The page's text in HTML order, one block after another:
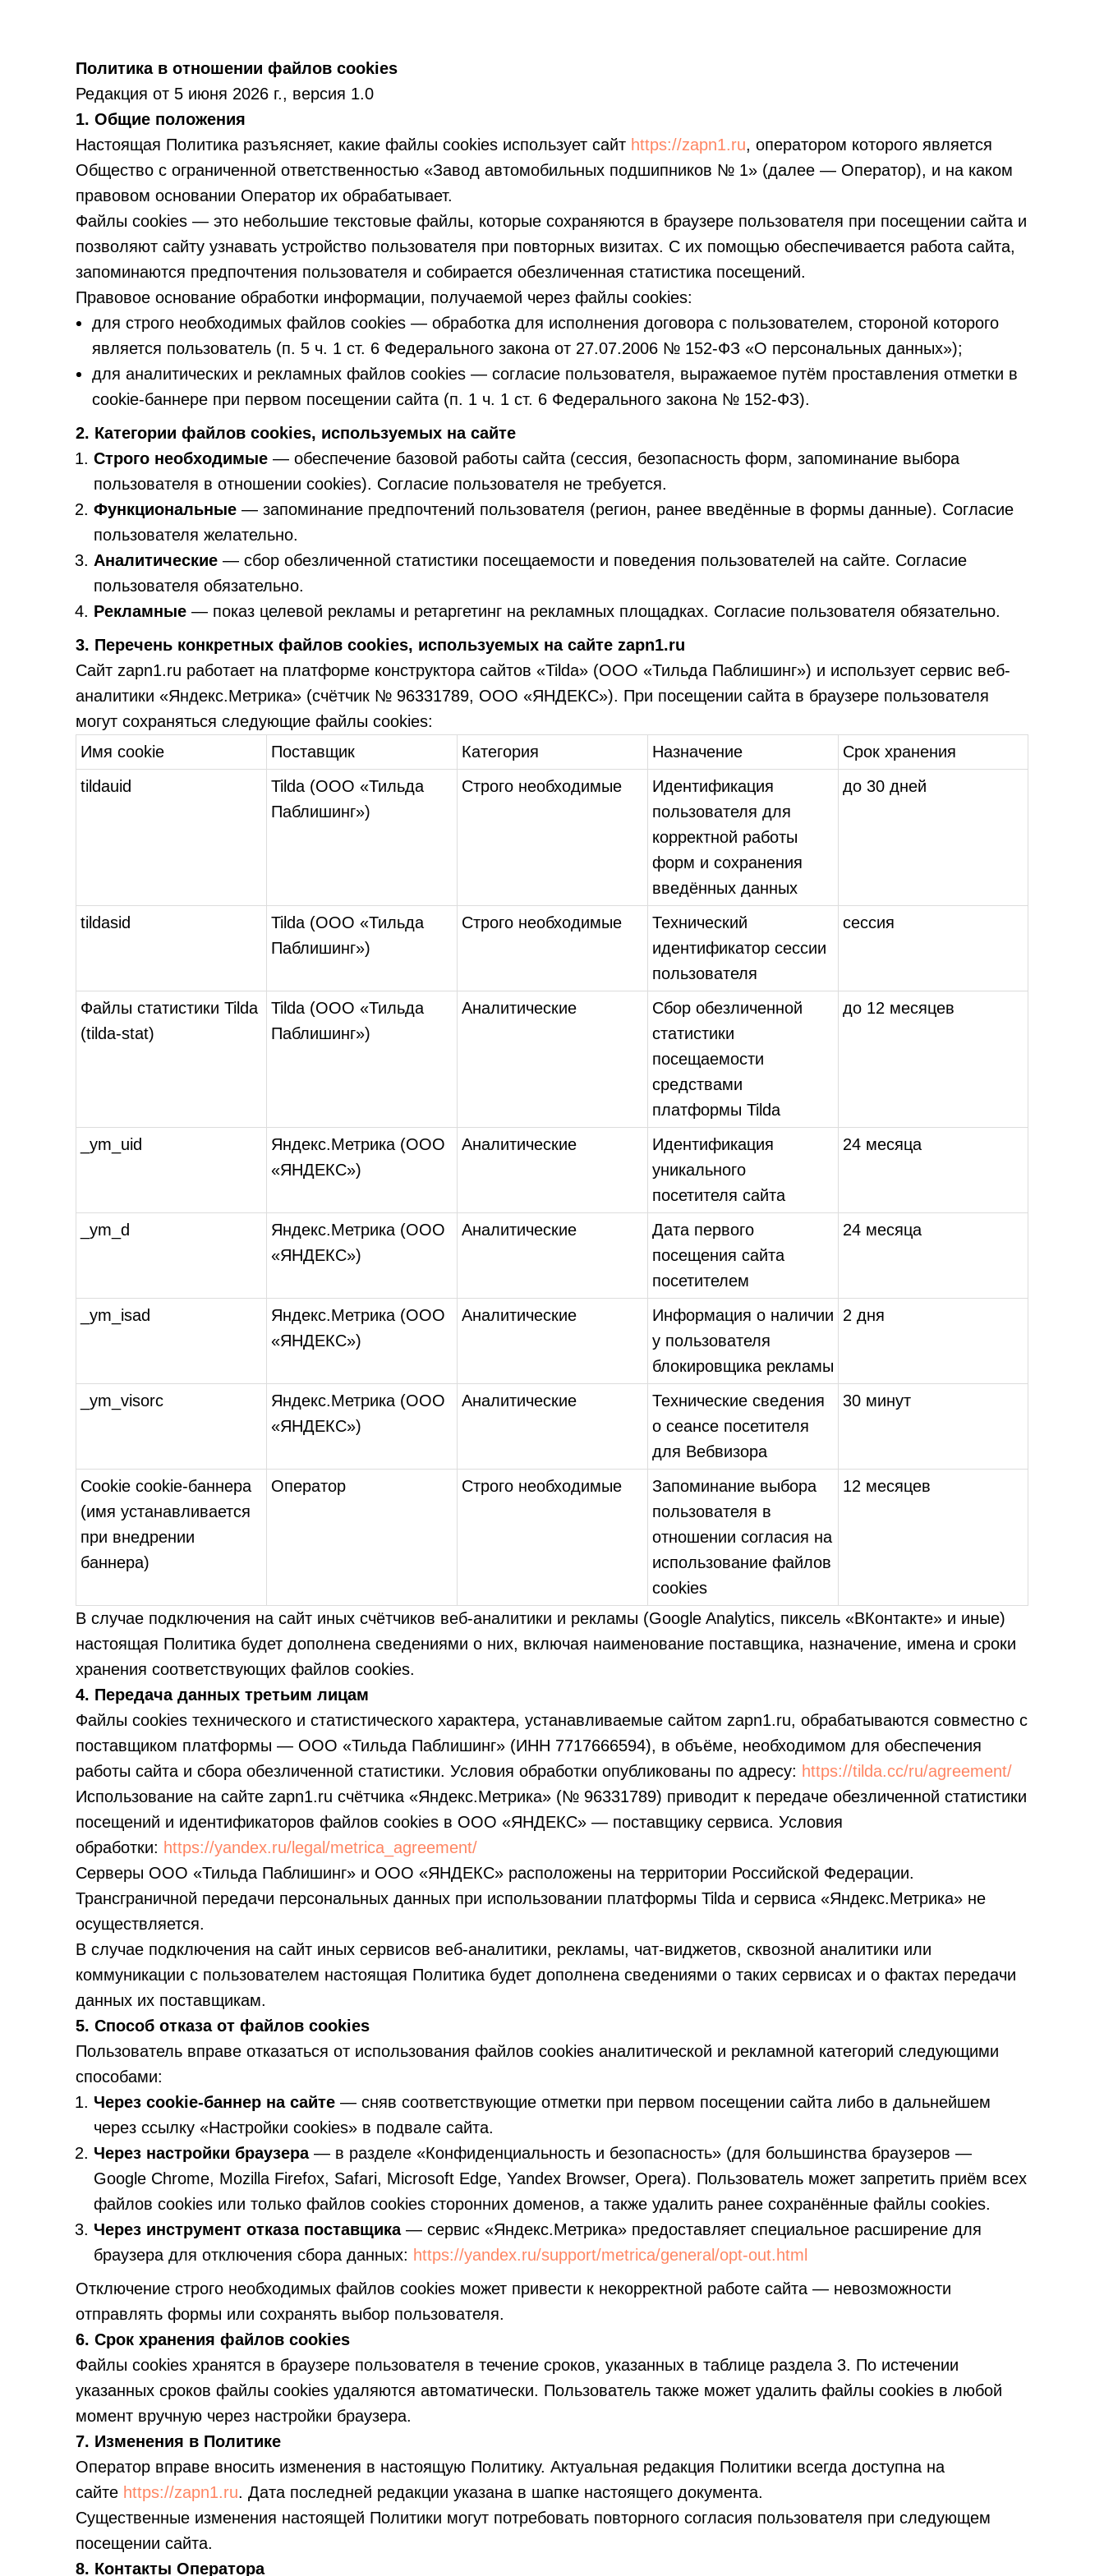
Политика в отношении файлов cookies
Редакция от 5 июня 2026 г., версия 1.0
1. Общие положения
Настоящая Политика разъясняет, какие файлы cookies использует сайт https://zapn1.ru, оператором которого является
Общество с ограниченной ответственностью «Завод автомобильных подшипников № 1» (далее — Оператор), и на каком
правовом основании Оператор их обрабатывает.
Файлы cookies — это небольшие текстовые файлы, которые сохраняются в браузере пользователя при посещении сайта и
позволяют сайту узнавать устройство пользователя при повторных визитах. С их помощью обеспечивается работа сайта,
запоминаются предпочтения пользователя и собирается обезличенная статистика посещений.
Правовое основание обработки информации, получаемой через файлы cookies:
для строго необходимых файлов cookies — обработка для исполнения договора с пользователем, стороной которого
является пользователь (п. 5 ч. 1 ст. 6 Федерального закона от 27.07.2006 № 152-ФЗ «О персональных данных»);
для аналитических и рекламных файлов cookies — согласие пользователя, выражаемое путём проставления отметки в
cookie-баннере при первом посещении сайта (п. 1 ч. 1 ст. 6 Федерального закона № 152-ФЗ).
2. Категории файлов cookies, используемых на сайте
Строго необходимые — обеспечение базовой работы сайта (сессия, безопасность форм, запоминание выбора
пользователя в отношении cookies). Согласие пользователя не требуется.
Функциональные — запоминание предпочтений пользователя (регион, ранее введённые в формы данные). Согласие
пользователя желательно.
Аналитические — сбор обезличенной статистики посещаемости и поведения пользователей на сайте. Согласие
пользователя обязательно.
Рекламные — показ целевой рекламы и ретаргетинг на рекламных площадках. Согласие пользователя обязательно.
3. Перечень конкретных файлов cookies, используемых на сайте zapn1.ru
Сайт zapn1.ru работает на платформе конструктора сайтов «Tilda» (ООО «Тильда Паблишинг») и использует сервис веб-
аналитики «Яндекс.Метрика» (счётчик № 96331789, ООО «ЯНДЕКС»). При посещении сайта в браузере пользователя
могут сохраняться следующие файлы cookies:
Имя cookie
Поставщик Категория Назначение
Срок хранения
tildauid
Tilda (ООО «Тильда
Паблишинг»)
Строго необходимые
Идентификация
пользователя для
корректной работы
форм и сохранения
введённых данных
до 30 дней
tildasid
Tilda (ООО «Тильда
Паблишинг»)
Строго необходимые
Технический
идентификатор сессии
пользователя
сессия
Файлы статистики Tilda
(tilda-stat)
Tilda (ООО «Тильда
Паблишинг»)
Аналитические
Сбор обезличенной
статистики
посещаемости
средствами
платформы Tilda
до 12 месяцев
_ym_uid
Яндекс.Метрика (ООО
«ЯНДЕКС»)
Аналитические
Идентификация
уникального
посетителя сайта
24 месяца
_ym_d
Яндекс.Метрика (ООО
«ЯНДЕКС»)
Аналитические
Дата первого
посещения сайта
посетителем
24 месяца
_ym_isad
Яндекс.Метрика (ООО
«ЯНДЕКС»)
Аналитические
Информация о наличии
у пользователя
блокировщика рекламы
2 дня
_ym_visorc
Яндекс.Метрика (ООО
«ЯНДЕКС»)
Аналитические
Технические сведения
о сеансе посетителя
для Вебвизора
30 минут
Cookie cookie-баннера
(имя устанавливается
при внедрении
баннера)
Оператор Строго необходимые
Запоминание выбора
пользователя в
отношении согласия на
использование файлов
cookies
12 месяцев
В случае подключения на сайт иных счётчиков веб-аналитики и рекламы (Google Analytics, пиксель «ВКонтакте» и иные)
настоящая Политика будет дополнена сведениями о них, включая наименование поставщика, назначение, имена и сроки
хранения соответствующих файлов cookies.
4. Передача данных третьим лицам
Файлы cookies технического и статистического характера, устанавливаемые сайтом zapn1.ru, обрабатываются совместно с
поставщиком платформы — ООО «Тильда Паблишинг» (ИНН 7717666594), в объёме, необходимом для обеспечения
работы сайта и сбора обезличенной статистики. Условия обработки опубликованы по адресу: https://tilda.cc/ru/agreement/
Использование на сайте zapn1.ru счётчика «Яндекс.Метрика» (№ 96331789) приводит к передаче обезличенной статистики
посещений и идентификаторов файлов cookies в ООО «ЯНДЕКС» — поставщику сервиса. Условия
обработки: https://yandex.ru/legal/metrica_agreement/
Серверы ООО «Тильда Паблишинг» и ООО «ЯНДЕКС» расположены на территории Российской Федерации.
Трансграничной передачи персональных данных при использовании платформы Tilda и сервиса «Яндекс.Метрика» не
осуществляется.
В случае подключения на сайт иных сервисов веб-аналитики, рекламы, чат-виджетов, сквозной аналитики или
коммуникации с пользователем настоящая Политика будет дополнена сведениями о таких сервисах и о фактах передачи
данных их поставщикам.
5. Способ отказа от файлов cookies
Пользователь вправе отказаться от использования файлов cookies аналитической и рекламной категорий следующими
способами:
Через cookie-баннер на сайте — сняв соответствующие отметки при первом посещении сайта либо в дальнейшем
через ссылку «Настройки cookies» в подвале сайта.
Через настройки браузера— в разделе «Конфиденциальность и безопасность» (для большинства браузеров —
Google Chrome, Mozilla Firefox, Safari, Microsoft Edge, Yandex Browser, Opera). Пользователь может запретить приём всех
файлов cookies или только файлов cookies сторонних доменов, а также удалить ранее сохранённые файлы cookies.
Через инструмент отказа поставщика— сервис «Яндекс.Метрика» предоставляет специальное расширение для
браузера для отключения сбора данных: https://yandex.ru/support/metrica/general/opt-out.html
Отключение строго необходимых файлов cookies может привести к некорректной работе сайта — невозможности
отправлять формы или сохранять выбор пользователя.
6. Срок хранения файлов cookies
Файлы cookies хранятся в браузере пользователя в течение сроков, указанных в таблице раздела 3. По истечении
указанных сроков файлы cookies удаляются автоматически. Пользователь также может удалить файлы cookies в любой
момент вручную через настройки браузера.
7. Изменения в Политике
Оператор вправе вносить изменения в настоящую Политику. Актуальная редакция Политики всегда доступна на
сайте https://zapn1.ru. Дата последней редакции указана в шапке настоящего документа.
Существенные изменения настоящей Политики могут потребовать повторного согласия пользователя при следующем
посещении сайта.
8. Контакты Оператора